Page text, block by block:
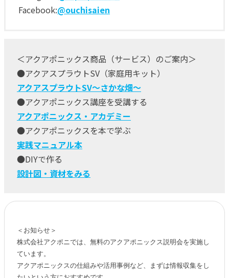
Facebook:@ouchisaien
＜アクアポニックス商品（サービス）のご案内＞
●アクアスプラウトSV（家庭用キット）
アクアスプラウトSV～さかな畑～
●アクアポニックス講座を受講する
アクアポニックス・アカデミー
●アクアポニックスを本で学ぶ
実践マニュアル本
●DIYで作る
設計図・資材をみる
＜お知らせ＞
株式会社アクポニでは、無料のアクアポニックス説明会を実施し
ています。
アクアポニックスの仕組みや活用事例など、まずは情報収集をし